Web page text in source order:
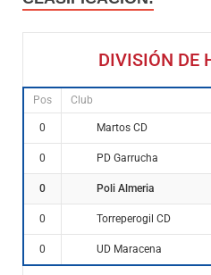
DIVISIÓN DE
Pos Club
0 Martos CD
0 PD Garrucha
0 Poli Almeria
0 Torreperogil CD
0 UD Maracena